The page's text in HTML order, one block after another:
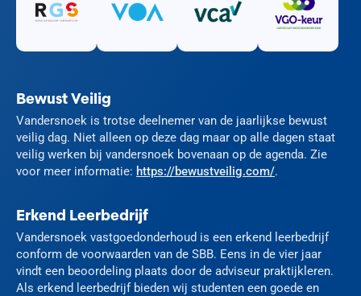
Bewust Veilig
Vandersnoek is trotse deelnemer van de jaarlijkse bewust
veilig dag. Niet alleen op deze dag maar op alle dagen staat
veilig werken bij vandersnoek bovenaan op de agenda. Zie
voor meer informatie: https://bewustveilig.com/.
Erkend Leerbedrijf
Vandersnoek vastgoedonderhoud is een erkend leerbedrijf
conform de voorwaarden van de SBB. Eens in de vier jaar
vindt een beoordeling plaats door de adviseur praktijkleren.
Als erkend leerbedrijf bieden wij studenten een goede en